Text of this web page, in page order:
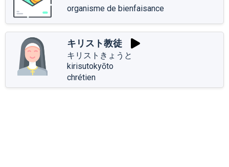
organisme de bienfaisance
キリスト教徒
キリストきょうと
kirisutokyōto
chrétien